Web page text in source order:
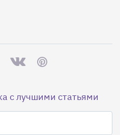
с лучшими статьями